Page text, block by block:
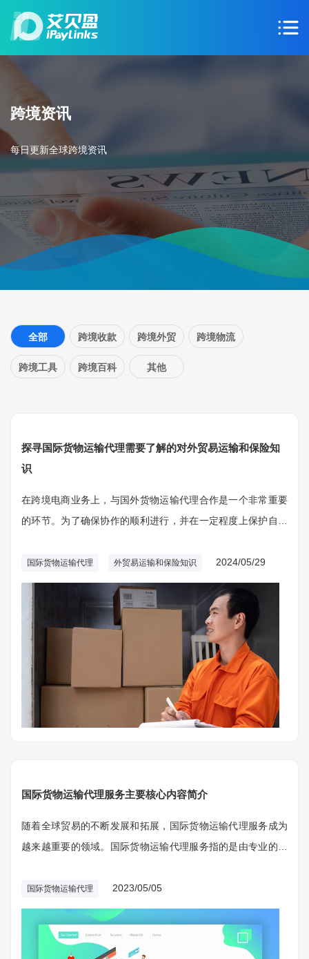
跨境资讯
每日更新全球跨境资讯
全部 跨境收款 跨境外贸 跨境物流
跨境工具 跨境百科 其他
探寻国际货物运输代理需要了解的对外贸易运输和保险知
识
在跨境电商业务上，与国外货物运输代理合作是一个非常重要
的环节。为了确保协作的顺利进行，并在一定程度上保护自己
识。
国际货物运输代理 外贸易运输和保险知识 2024/05/29
国际货物运输代理服务主要核心内容简介
随着全球贸易的不断发展和拓展，国际货物运输代理服务成为
越来越重要的领域。国际货物运输代理服务指的是由专业的代
服务。在国际贸易中，物流环节的顺畅和高效至关重要，而国
际货物运输代理服务正是为此提供解决方案的专业服务。
国际货物运输代理 2023/05/05